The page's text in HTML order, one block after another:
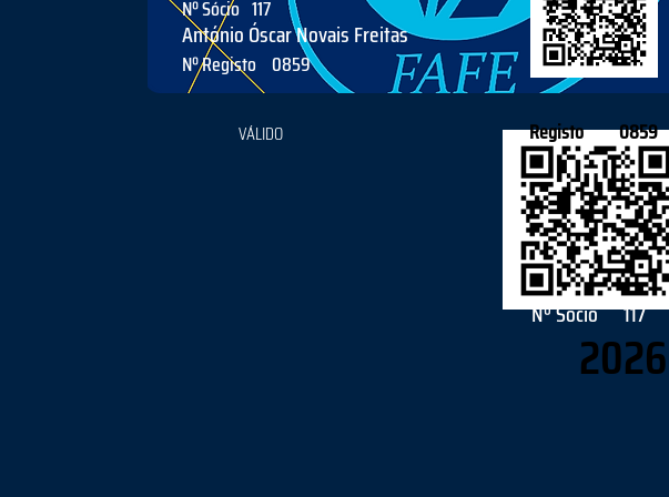
António Óscar Novais Freitas
117
Nº Sócio
Nº Registo 0859
VÁLIDO
2026
117
Nº Sócio
Registo 0859